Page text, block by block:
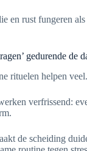
en rust fungeren
gedurende de
rituelen helpen
verfrissend:
de scheiding